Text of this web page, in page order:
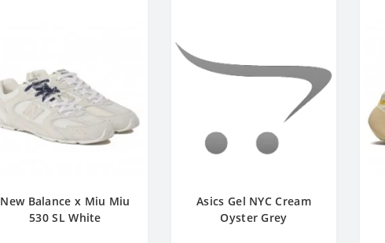
New Balance x Miu Miu
530 SL White
Asics Gel NYC Cream
Oyster Grey